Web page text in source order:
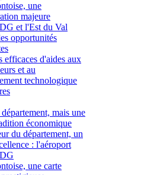
une
majeure
et l'Est du Val
opportunités
efficaces d'aides aux
et au
technologique
mais une
économique
du département, un
: l'aéroport
une carte